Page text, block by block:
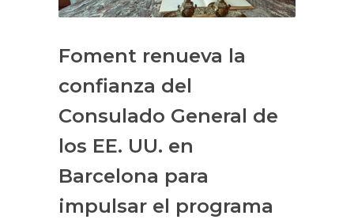
Foment renueva la
confianza del
Consulado General de
los EE. UU. en
Barcelona para
impulsar el programa